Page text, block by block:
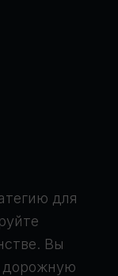
для
Вы
дорожную